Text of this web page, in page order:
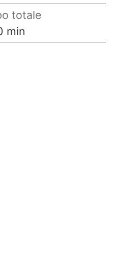
totale
minuti
min